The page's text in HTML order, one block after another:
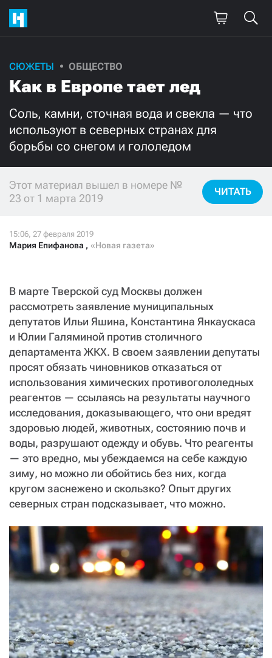
СЮЖЕТЫ ОБЩЕСТВО
Как в Европе тает лед
Соль, камни, сточная вода и свекла — что
используют в северных странах для
борьбы со снегом и гололедом
Этот материал вышел в номере №
23 от 1 марта 2019
ЧИТАТЬ
Мария Епифанова , «Новая газета»
В марте Тверской суд Москвы должен
рассмотреть заявление муниципальных
депутатов Ильи Яшина, Константина Янкаускаса
и Юлии Галяминой против столичного
департамента ЖКХ. В своем заявлении депутаты
просят обязать чиновников отказаться от
использования химических противогололедных
реагентов — ссылаясь на результаты научного
исследования, доказывающего, что они вредят
здоровью людей, животных, состоянию почв и
воды, разрушают одежду и обувь. Что реагенты
— это вредно, мы убеждаемся на себе каждую
зиму, но можно ли обойтись без них, когда
кругом заснежено и скользко? Опыт других
северных стран подсказывает, что можно.
Поддержите
нашу работу!
Ежемесячно Разово
3000 1000
500
Нажимая кнопку «Стать соучастником»,
ПОДЕЛИТЬСЯ С ДРУЗЬЯМИ
Если у вас есть вопросы, пишите donate@novayagazeta.ruили
звоните:
+7 (929) 612-03-68